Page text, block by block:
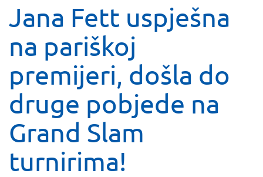
Jana Fett uspješna
na pariškoj
premijeri, došla do
druge pobjede na
Grand Slam
turnirima!